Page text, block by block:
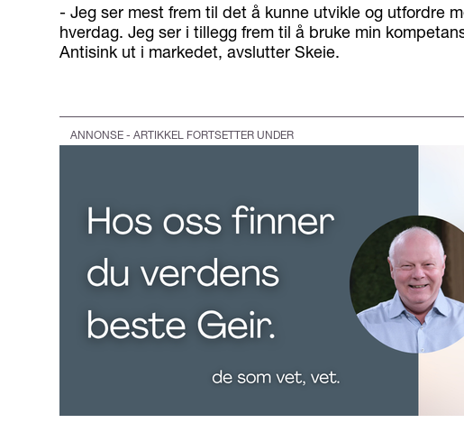
- Jeg ser mest frem til det å kunne utvikle og utfordre
hverdag. Jeg ser i tillegg frem til å bruke min
Antisink ut i markedet, avslutter Skeie.
ANNONSE - ARTIKKEL FORTSETTER UNDER